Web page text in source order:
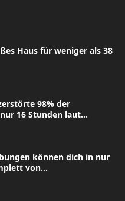
Haus für weniger als 38
98% der
16 Stunden laut...
können dich in nur
von...